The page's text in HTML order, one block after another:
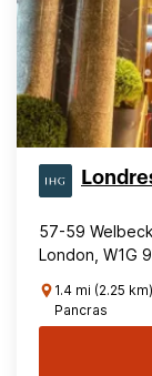
57-59
London, W1G
1.4 mi (2.25
Pancras